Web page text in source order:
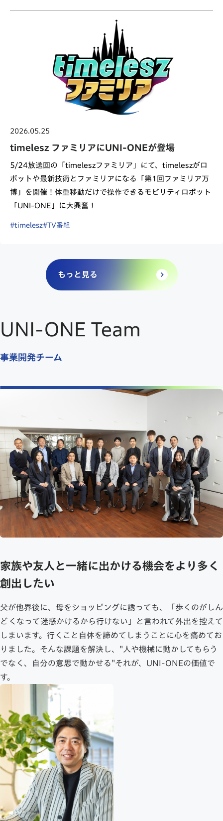
2026.05.25
timelesz ファミリアにUNI-ONEが登場
5/24放送回の「timeleszファミリア」にて、timeleszがロ
ボットや最新技術とファミリアになる「第1回ファミリア万
博」を開催！体重移動だけで操作できるモビリティロボット
「UNI-ONE」に大興奮！
#timelesz#TV番組
もっと見る
UNI-ONE Team
事業開発チーム
家族や友人と一緒に出かける機会をより多く
創出したい
父が他界後に、母をショッピングに誘っても、「歩くのがしん
どくなって迷惑かけるから行けない」と言われて外出を控えて
しまいます。行くこと自体を諦めてしまうことに心を痛めてお
りました。そんな課題を解決し、"人や機械に動かしてもらう
でなく、自分の意思で動かせる"それが、UNI-ONEの価値で
す。